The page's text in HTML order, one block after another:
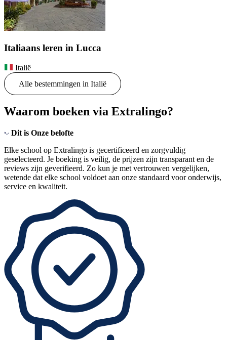
Italiaans leren in Lucca
Italië
Alle bestemmingen in Italië
Waarom boeken via Extralingo?
Dit is Onze belofte
Elke school op Extralingo is gecertificeerd en zorgvuldig
geselecteerd. Je boeking is veilig, de prijzen zijn transparant en de
reviews zijn geverifieerd. Zo kun je met vertrouwen vergelijken,
wetende dat elke school voldoet aan onze standaard voor onderwijs,
service en kwaliteit.